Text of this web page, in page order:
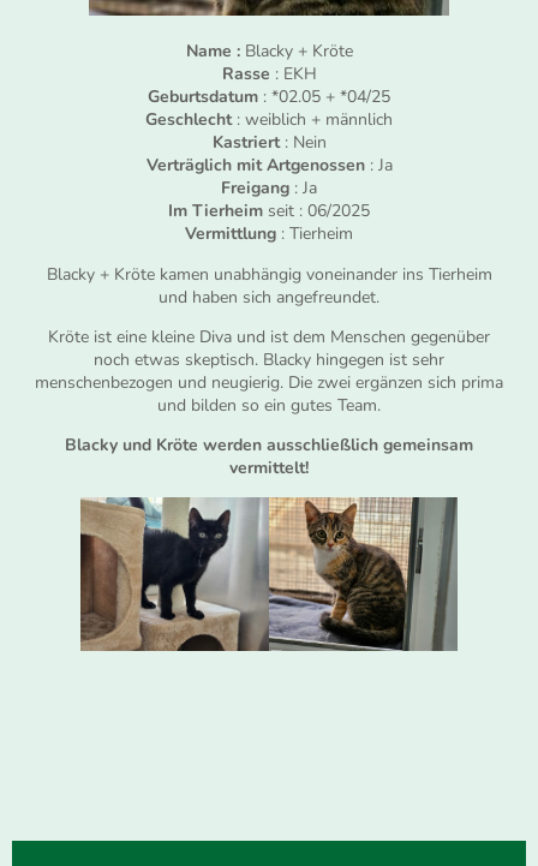
Name :Blacky + Kröte
Rasse : EKH
Geburtsdatum : *02.05 + *04/25
Geschlecht: weiblich + männlich
Kastriert: Nein
Verträglich mit Artgenossen: Ja
Freigang : Ja
Im Tierheim seit : 06/2025
Vermittlung : Tierheim
Blacky + Kröte kamen unabhängig voneinander ins Tierheim
und haben sich angefreundet.
Kröte ist eine kleine Diva und ist dem Menschen gegenüber
noch etwas skeptisch. Blacky hingegen ist sehr
menschenbezogen und neugierig. Die zwei ergänzen sich prima
und bilden so ein gutes Team.
Blacky und Kröte werden ausschließlich gemeinsam
vermittelt!